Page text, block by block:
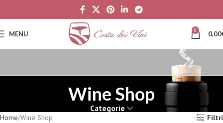
MENU 0 0,00
Wine Shop
Categorie
Home Wine Shop
Filtri